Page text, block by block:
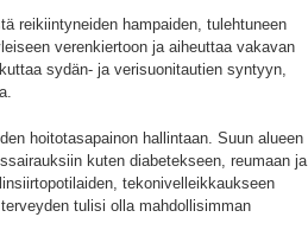
reikiintyneiden hampaiden, tulehtuneen
verenkiertoon ja aiheuttaa vakavan
sydän- ja verisuonitautien syntyyn,
hoitotasapainon hallintaan. Suun alueen
kuten diabetekseen, reumaan ja
tekonivelleikkaukseen
tulisi olla mahdollisimman